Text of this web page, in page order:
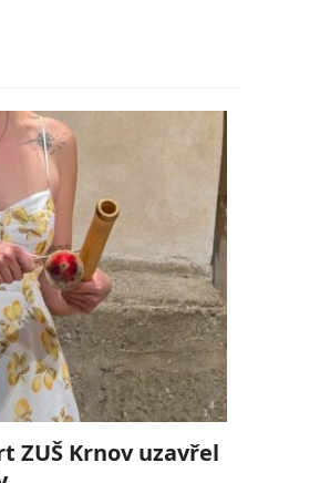
ZUŠ Krnov uzavřel